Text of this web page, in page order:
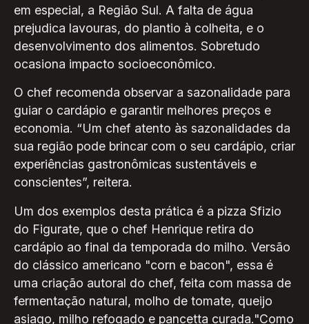
em especial, a Região Sul. A falta de água
prejudica lavouras, do plantio à colheita, e o
desenvolvimento dos alimentos. Sobretudo
ocasiona impacto socioeconômico.
O chef recomenda observar a sazonalidade para
guiar o cardápio e garantir melhores preços e
economia. “Um chef atento às sazonalidades da
sua região pode brincar com o seu cardápio, criar
experiências gastronômicas sustentáveis e
conscientes”, reitera.
Um dos exemplos desta prática é a pizza Sfizio
do Figurate, que o chef Henrique retira do
cardápio ao final da temporada do milho. Versão
do clássico americano "corn e bacon", essa é
uma criação autoral do chef, feita com massa de
fermentação natural, molho de tomate, queijo
asiago, milho refogado e pancetta curada."Como